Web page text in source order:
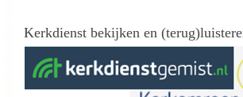
Kerkdienst bekijken en